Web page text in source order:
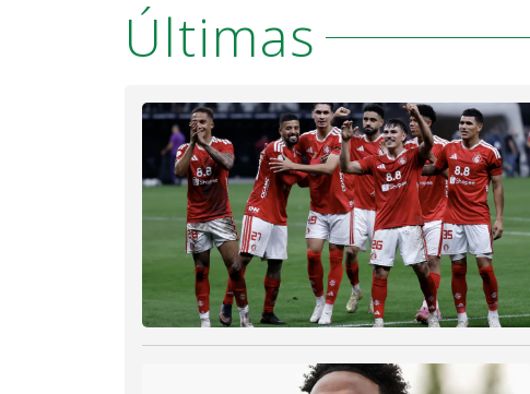
Últimas